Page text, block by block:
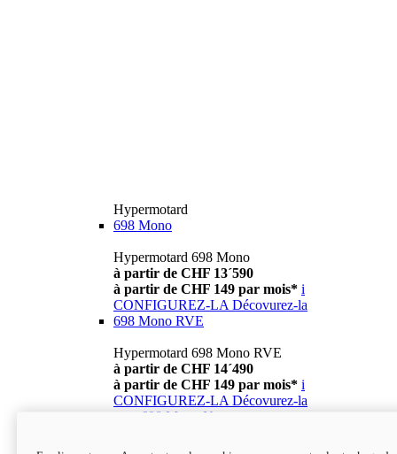
Hypermotard
698 Mono
Hypermotard 698 Mono
à partir de CHF 13´590
à partir de CHF 149 par mois* i
CONFIGUREZ-LA Décovurez-la
698 Mono RVE
Hypermotard 698 Mono RVE
à partir de CHF 14´490
à partir de CHF 149 par mois* i
CONFIGUREZ-LA Décovurez-la
698 Mono Nera
Hypermotard 698 Mono Nera